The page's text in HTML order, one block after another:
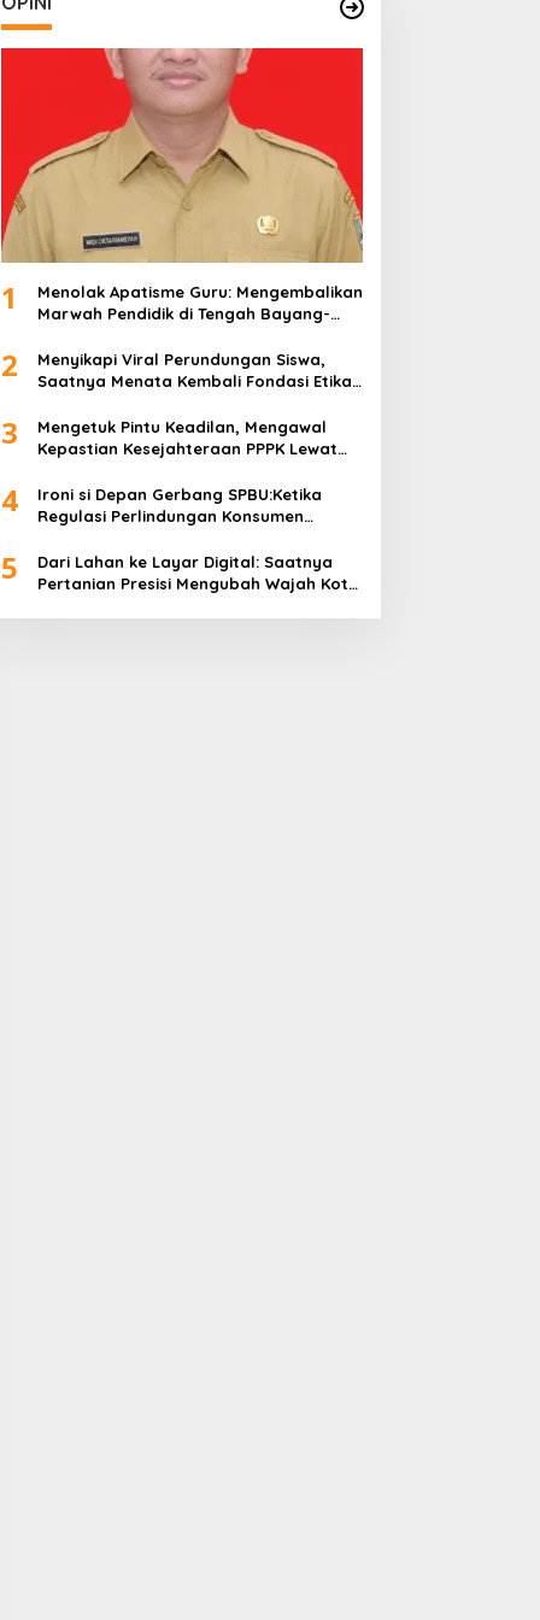
1
Menolak Apatisme Guru: Mengembalikan
Marwah Pendidik di Tengah Bayang-
2
Menyikapi Viral Perundungan Siswa,
Saatnya Menata Kembali Fondasi Etika
3
Mengetuk Pintu Keadilan, Mengawal
Kepastian Kesejahteraan PPPK Lewat
4
Ironi si Depan Gerbang SPBU:Ketika
Regulasi Perlindungan Konsumen
5
Dari Lahan ke Layar Digital: Saatnya
Pertanian Presisi Mengubah Wajah Kota